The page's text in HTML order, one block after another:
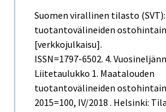
Suomen virallinen tilasto
tuotantovälineiden
[verkkojulkaisu].
ISSN=1797-6502. 4.
Liitetaulukko 1. Maatalouden
tuotantovälineiden
2015=100, IV/2018 . Helsinki: